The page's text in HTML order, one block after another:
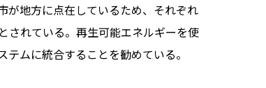
が地方に点在しているため、それぞれ
されている。再生可能エネルギーを使
ムに統合することを勧めている。